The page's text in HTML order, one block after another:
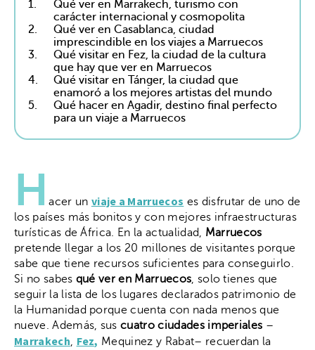
1.
Qué ver en Marrakech, turismo con
carácter internacional y cosmopolita
2.
Qué ver en Casablanca, ciudad
imprescindible en los viajes a Marruecos
3.
Qué visitar en Fez, la ciudad de la cultura
que hay que ver en Marruecos
4.
Qué visitar en Tánger, la ciudad que
enamoró a los mejores artistas del mundo
5.
Qué hacer en Agadir, destino final perfecto
para un viaje a Marruecos
Hacer un viaje a Marruecos es disfrutar de uno de
los países más bonitos y con mejores infraestructuras
turísticas de África. En la actualidad, Marruecos
pretende llegar a los 20 millones de visitantes porque
sabe que tiene recursos suficientes para conseguirlo.
Si no sabes qué ver en Marruecos, solo tienes que
seguir la lista de los lugares declarados patrimonio de
la Humanidad porque cuenta con nada menos que
nueve. Además, suscuatro ciudades imperiales –
Marrakech, Fez, Mequinez y Rabat– recuerdan la